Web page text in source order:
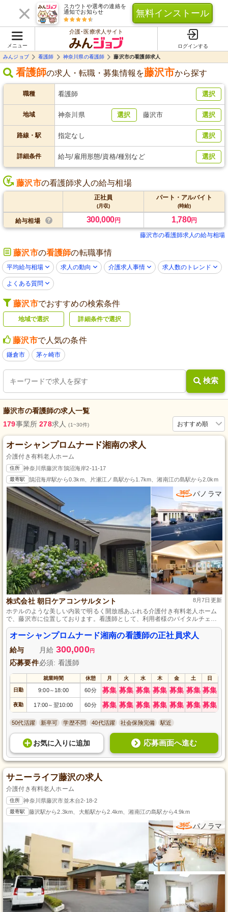
スカウトや選考の連絡を
通知でお知らせ
無料インストール
メニュー
介護･医療求人サイト
ログインする
みんジョブ
看護師 神奈川県の看護師 藤沢市の看護師求人
看護師の求人・転職・募集情報を藤沢市から探す
職種 看護師 選択
地域 神奈川県 選択 藤沢市 選択
路線・駅 指定なし 選択
詳細条件 給与/雇用形態/資格/種別など 選択
藤沢市の看護師求人の給与相場
正社員
(月収)
パート・アルバイト
(時給)
給与相場 300,000円 1,780円
藤沢市の看護師求人の給与相場
藤沢市の看護師の転職事情
平均給与相場 求人の動向 介護求人事情 求人数のトレンド
よくある質問
藤沢市でおすすめの検索条件
地域で選択 詳細条件で選択
藤沢市で人気の条件
鎌倉市 茅ヶ崎市
検索
藤沢市の看護師の求人一覧
おすすめ順
179事業所 278求人(1~30件)
オーシャンプロムナード湘南の求人
介護付き有料老人ホーム
住所 神奈川県藤沢市鵠沼海岸2-11-17
最寄駅 鵠沼海岸駅から0.3km、片瀬江ノ島駅から1.7km、湘南江の島駅から2.0km
パノラマ
株式会社 朝日ケアコンサルタント 8月7日更新
ホテルのような美しい内装で明るく開放感あふれる介護付き有料老人ホーム
で、藤沢市に位置しております。看護師として、利用者様のバイタルチェッ
クや医療処置、健康相談など幅広い業務に携わり、温水プールも完備され楽
しい環境でいきいきとした毎日をサポートできます。利用者様1.5人に対しス
タッフ1人の配置で、ゆとりを持って働ける点も魅力です。車・バイク・自転
車通勤OKで、無料駐車場と駐輪場も完備し、子育て支援制度も充実していま
す。
オーシャンプロムナード湘南の看護師の正社員求人
給与 月給 300,000円
応募要件必須: 看護師
就業時間 休憩 月 火 水 木 金 土 日
日勤 9:00～ 18:00 60分 募集 募集 募集 募集 募集 募集 募集
夜勤 17:00～ 翌10:00 60分 募集 募集 募集 募集 募集 募集 募集
50代活躍 新卒可 学歴不問 40代活躍 社会保険完備 駅近
お気に入り に追加 応募画面へ進む
サニーライフ藤沢の求人
介護付き有料老人ホーム
住所 神奈川県藤沢市並木台2-18-2
最寄駅 藤沢駅から2.3km、大船駅から2.4km、湘南江の島駅から4.9km
パノラマ